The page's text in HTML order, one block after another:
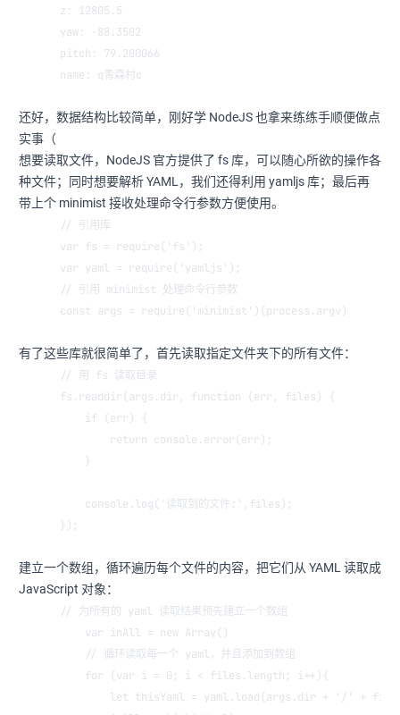
z: 12805.5
yaw: -88.3502
pitch: 79.200066
name: q青森村c
还好，数据结构比较简单，刚好学 NodeJS 也拿来练练手顺便做点
实事（
想要读取文件，NodeJS 官方提供了 fs 库，可以随心所欲的操作各
种文件；同时想要解析 YAML，我们还得利用 yamljs 库；最后再
带上个 minimist 接收处理命令行参数方便使用。
// 引用库
var fs = require('fs');
var yaml = require('yamljs');
// 引用 minimist 处理命令行参数
const args = require('minimist')(process.argv)
有了这些库就很简单了，首先读取指定文件夹下的所有文件：
// 用 fs 读取目录
fs.readdir(args.dir, function (err, files) {
    if (err) {
        return console.error(err);
    }
    console.log('读取到的文件:',files);
});
建立一个数组，循环遍历每个文件的内容，把它们从 YAML 读取成
JavaScript 对象：
// 为所有的 yaml 读取结果预先建立一个数组
    var inAll = new Array()
    // 循环读取每一个 yaml，并且添加到数组
    for (var i = 0; i < files.length; i++){
let thisYaml = yaml.load(args.dir + '/' +